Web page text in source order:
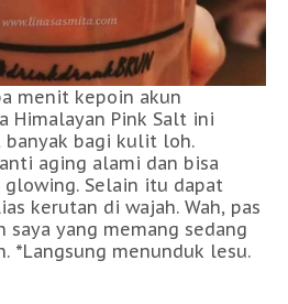
menit kepoin akun
Himalayan Pink Salt ini
banyak bagi kulit loh.
aging alami dan bisa
Selain itu dapat
kerutan di wajah. Wah, pas
yang memang sedang
*Langsung menunduk lesu.